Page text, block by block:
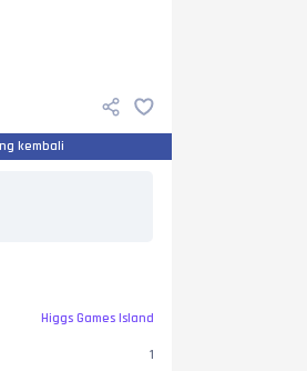
kembali
Higgs Games Island
1